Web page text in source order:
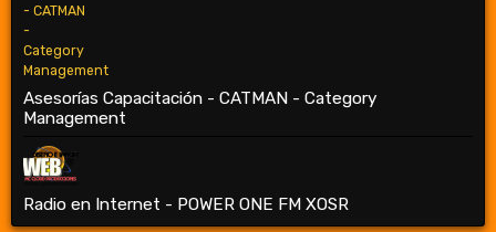
Asesorías Capacitación - CATMAN - Category
Management
Radio en Internet - POWER ONE FM XOSR